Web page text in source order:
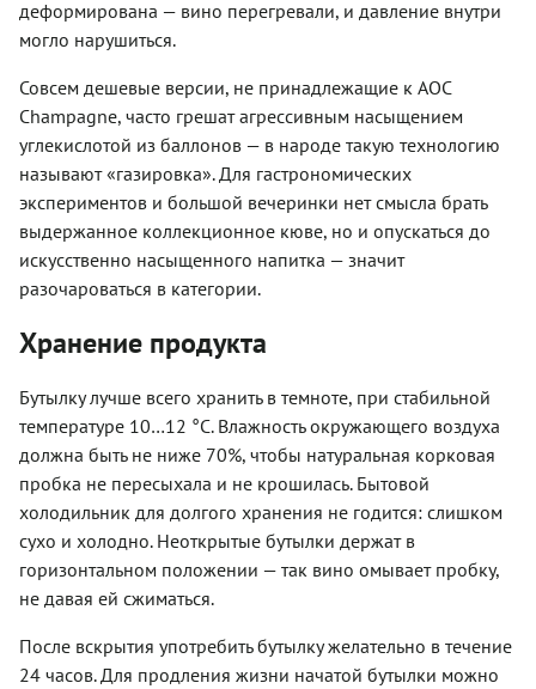
деформирована — вино перегревали, и давление внутри
могло нарушиться.
Совсем дешевые версии, не принадлежащие к AOC
Champagne, часто грешат агрессивным насыщением
углекислотой из баллонов — в народе такую технологию
называют «газировка». Для гастрономических
экспериментов и большой вечеринки нет смысла брать
выдержанное коллекционное кюве, но и опускаться до
искусственно насыщенного напитка — значит
разочароваться в категории.
Хранение продукта
Бутылку лучше всего хранить в темноте, при стабильной
температуре 10…12 °C. Влажность окружающего воздуха
должна быть не ниже 70%, чтобы натуральная корковая
пробка не пересыхала и не крошилась. Бытовой
холодильник для долгого хранения не годится: слишком
сухо и холодно. Неоткрытые бутылки держат в
горизонтальном положении — так вино омывает пробку,
не давая ей сжиматься.
После вскрытия употребить бутылку желательно в течение
24 часов. Для продления жизни начатой бутылки можно